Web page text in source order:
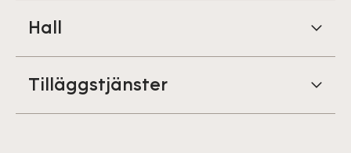
Hall
Tilläggstjänster